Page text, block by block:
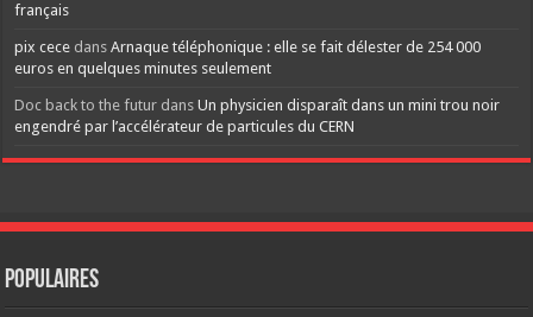
français
pix cece dansArnaque téléphonique : elle se fait délester de 254 000
euros en quelques minutes seulement
Doc back to the futur dansUn physicien disparaît dans un mini trou noir
engendré par l’accélérateur de particules du CERN
Populaires